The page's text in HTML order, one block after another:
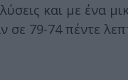
και με ένα
σε 79-74 πέντε